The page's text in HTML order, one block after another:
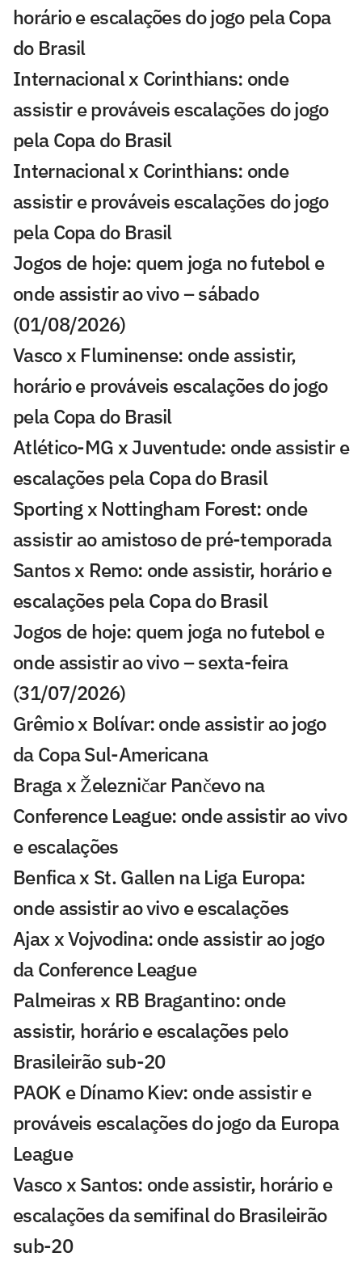
horário e escalações do jogo pela Copa
do Brasil
Internacional x Corinthians: onde
assistir e prováveis escalações do jogo
pela Copa do Brasil
Internacional x Corinthians: onde
assistir e prováveis escalações do jogo
pela Copa do Brasil
Jogos de hoje: quem joga no futebol e
onde assistir ao vivo – sábado
(01/08/2026)
Vasco x Fluminense: onde assistir,
horário e prováveis escalações do jogo
pela Copa do Brasil
Atlético-MG x Juventude: onde assistir e
escalações pela Copa do Brasil
Sporting x Nottingham Forest: onde
assistir ao amistoso de pré-temporada
Santos x Remo: onde assistir, horário e
escalações pela Copa do Brasil
Jogos de hoje: quem joga no futebol e
onde assistir ao vivo – sexta-feira
(31/07/2026)
Grêmio x Bolívar: onde assistir ao jogo
da Copa Sul-Americana
Braga x Železničar Pančevo na
Conference League: onde assistir ao vivo
e escalações
Benfica x St. Gallen na Liga Europa:
onde assistir ao vivo e escalações
Ajax x Vojvodina: onde assistir ao jogo
da Conference League
Palmeiras x RB Bragantino: onde
assistir, horário e escalações pelo
Brasileirão sub-20
PAOK e Dínamo Kiev: onde assistir e
prováveis escalações do jogo da Europa
League
Vasco x Santos: onde assistir, horário e
escalações da semifinal do Brasileirão
sub-20